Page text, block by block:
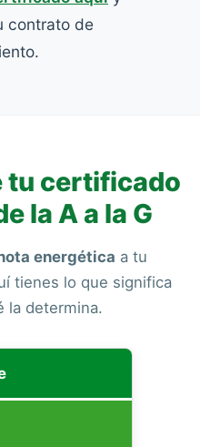
contrato de
tu certificado
la A a la G
energética a tu
tienes lo que significa
la determina.